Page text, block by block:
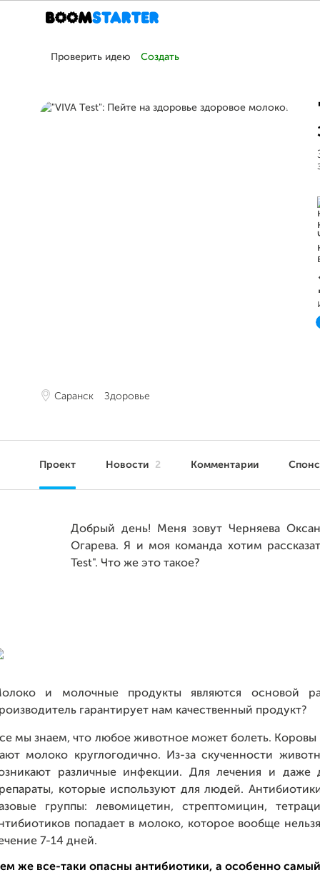
Проверить идею Создать
Саранск Здоровье
Проект Новости 2 Комментарии
Добрый день! Меня зовут Черняева
Огарева. Я и моя команда хотим
Test". Что же это такое?
и молочные продукты являются основой
гарантирует нам качественный продукт?
мы знаем, что любое животное может болеть. Коровы
молоко круглогодично. Из-за скученности
различные инфекции. Для лечения и
которые используют для людей.
группы: левомицетин, стрептомицин,
попадает в молоко, которое вообще
7-14 дней.
же все-таки опасны антибиотики, а особенно